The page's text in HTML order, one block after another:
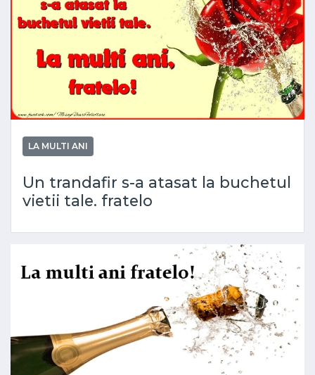
LA MULTI ANI
Un trandafir s-a atasat la buchetul
vietii tale. fratelo